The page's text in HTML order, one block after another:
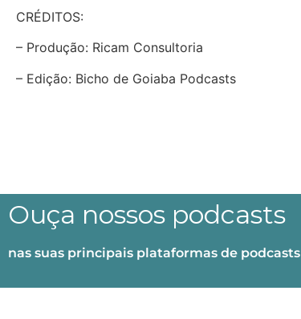
CRÉDITOS:
– Produção: Ricam Consultoria
– Edição: Bicho de Goiaba Podcasts
Ouça nossos podcasts
nas suas principais plataformas de podcasts